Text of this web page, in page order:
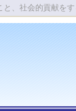
と、社会的貢献